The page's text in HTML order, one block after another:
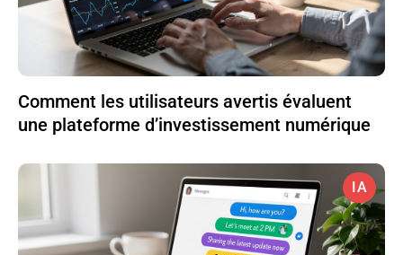
Comment les utilisateurs avertis évaluent
une plateforme d’investissement numérique
IA